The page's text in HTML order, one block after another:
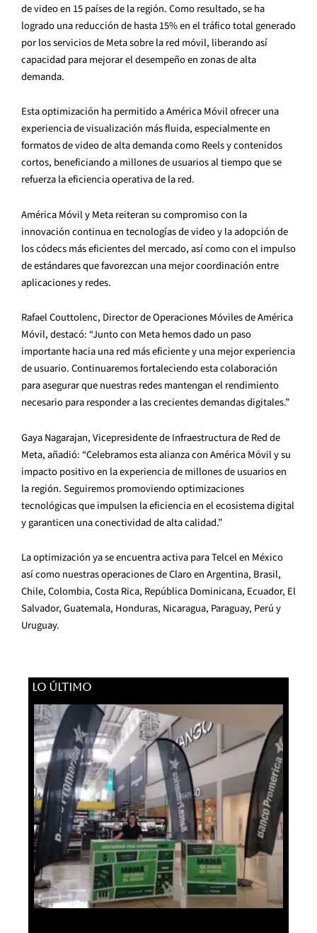
de video en 15 países de la región. Como resultado, se ha
logrado una reducción de hasta 15% en el tráfico total generado
por los servicios de Meta sobre la red móvil, liberando así
capacidad para mejorar el desempeño en zonas de alta
demanda.
Esta optimización ha permitido a América Móvil ofrecer una
experiencia de visualización más fluida, especialmente en
formatos de video de alta demanda como Reels y contenidos
cortos, beneficiando a millones de usuarios al tiempo que se
refuerza la eficiencia operativa de la red.
América Móvil y Meta reiteran su compromiso con la
innovación continua en tecnologías de video y la adopción de
los códecs más eficientes del mercado, así como con el impulso
de estándares que favorezcan una mejor coordinación entre
aplicaciones y redes.
Rafael Couttolenc, Director de Operaciones Móviles de América
Móvil, destacó: “Junto con Meta hemos dado un paso
importante hacia una red más eficiente y una mejor experiencia
de usuario. Continuaremos fortaleciendo esta colaboración
para asegurar que nuestras redes mantengan el rendimiento
necesario para responder a las crecientes demandas digitales.”
Gaya Nagarajan, Vicepresidente de Infraestructura de Red de
Meta, añadió: “Celebramos esta alianza con América Móvil y su
impacto positivo en la experiencia de millones de usuarios en
la región. Seguiremos promoviendo optimizaciones
tecnológicas que impulsen la eficiencia en el ecosistema digital
y garanticen una conectividad de alta calidad.”
La optimización ya se encuentra activa para Telcel en México
así como nuestras operaciones de Claro en Argentina, Brasil,
Chile, Colombia, Costa Rica, República Dominicana, Ecuador, El
Salvador, Guatemala, Honduras, Nicaragua, Paraguay, Perú y
Uruguay.
LO ÚLTIMO